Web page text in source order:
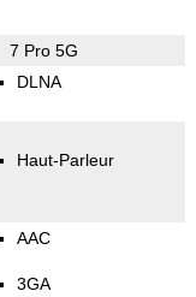
7 Pro 5G
DLNA
Haut-Parleur
AAC
3GA